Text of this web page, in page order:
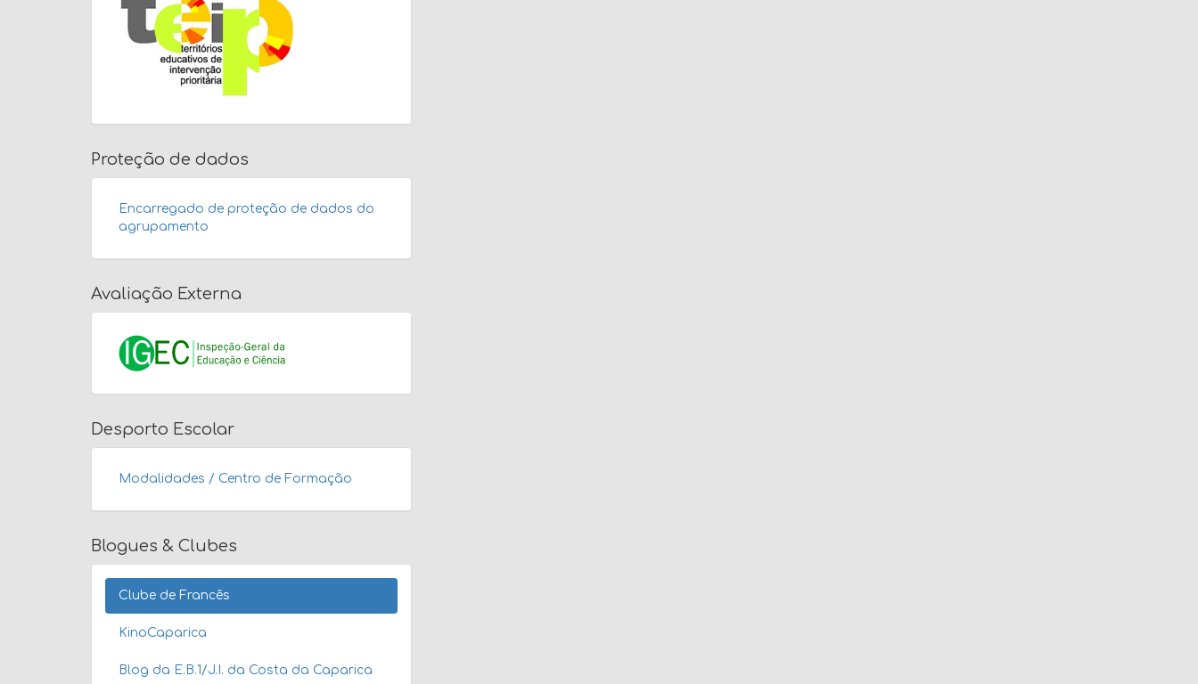
Proteção de dados
Encarregado de proteção de dados do
agrupamento
Avaliação Externa
Desporto Escolar
Modalidades / Centro de Formação
Blogues & Clubes
Clube de Francês
KinoCaparica
Blog da E.B.1/J.I. da Costa da Caparica